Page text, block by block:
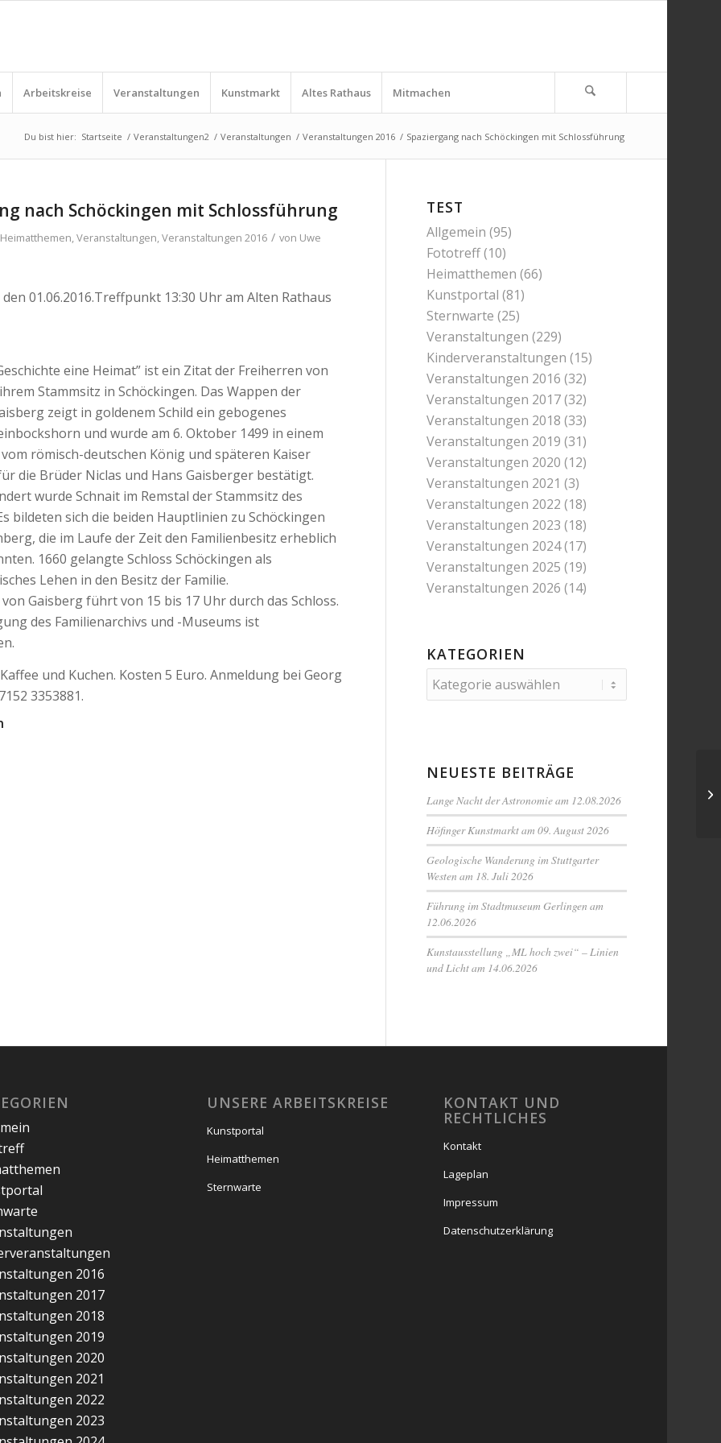
Arbeitskreise Veranstaltungen Kunstmarkt Altes Rathaus Mitmachen
Du bist hier: Startseite / Veranstaltungen2 / Veranstaltungen / Veranstaltungen 2016 / Spaziergang nach Schöckingen mit Schlossführung
nach Schöckingen mit Schlossführung
Heimatthemen,Veranstaltungen,Veranstaltungen 2016 / von Uwe
01.06.2016.Treffpunkt 13:30 Uhr am Alten Rathaus
eine Heimat” ist ein Zitat der Freiherren von
Stammsitz in Schöckingen. Das Wappen der
zeigt in goldenem Schild ein gebogenes
und wurde am 6. Oktober 1499 in einem
römisch-deutschen König und späteren Kaiser
die Brüder Niclas und Hans Gaisberger bestätigt.
wurde Schnait im Remstal der Stammsitz des
bildeten sich die beiden Hauptlinien zu Schöckingen
die im Laufe der Zeit den Familienbesitz erheblich
1660 gelangte Schloss Schöckingen als
Lehen in den Besitz der Familie.
Gaisberg führt von 15 bis 17 Uhr durch das Schloss.
des Familienarchivs und -Museums ist
und Kuchen. Kosten 5 Euro. Anmeldung bei Georg
3353881.
TEST
Allgemein (95)
Fototreff(10)
Heimatthemen (66)
Kunstportal (81)
Sternwarte (25)
Veranstaltungen (229)
Kinderveranstaltungen (15)
Veranstaltungen 2016 (32)
Veranstaltungen 2017(32)
Veranstaltungen 2018 (33)
Veranstaltungen 2019 (31)
Veranstaltungen 2020 (12)
Veranstaltungen 2021 (3)
Veranstaltungen 2022 (18)
Veranstaltungen 2023 (18)
Veranstaltungen 2024(17)
Veranstaltungen 2025 (19)
Veranstaltungen 2026 (14)
KATEGORIEN
Kategorien
NEUESTE BEITRÄGE
Lange Nacht der Astronomie am 12.08.2026
Höfinger Kunstmarkt am 09. August 2026
Geologische Wanderung im Stuttgarter
Westen am 18. Juli 2026
Führung im Stadtmuseum Gerlingen am
12.06.2026
Kunstausstellung „ML hoch zwei“ – Linien
und Licht am 14.06.2026
2016
2017
2018
2019
2020
2021
2022
2023
UNSERE ARBEITSKREISE
Kunstportal
Heimatthemen
Sternwarte
KONTAKT UND
RECHTLICHES
Kontakt
Lageplan
Impressum
Datenschutzerklärung